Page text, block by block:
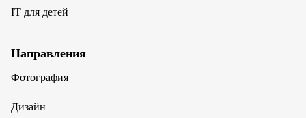
IT для детей
Направления
Фотография
Дизайн